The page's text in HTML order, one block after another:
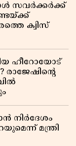
സവർക്കർക്ക്
ക്വിസ്
ഹീറോയോട്
നിർദേശം
മന്ത്രി